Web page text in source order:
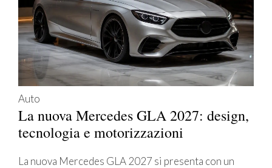
Auto
La nuova Mercedes GLA 2027: design,
tecnologia e motorizzazioni
La nuova Mercedes GLA 2027 si presenta con un